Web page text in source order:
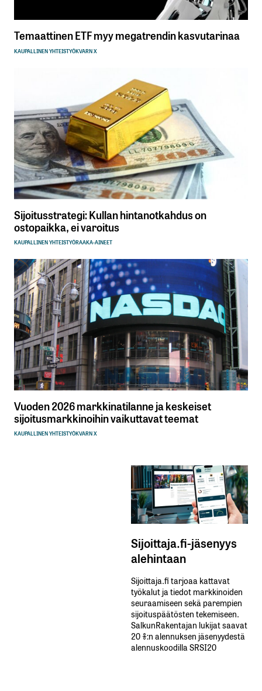
Temaattinen ETF myy megatrendin kasvutarinaa
KAUPALLINEN YHTEISTYÖKVARN X
Sijoitusstrategi: Kullan hintanotkahdus on
ostopaikka, ei varoitus
KAUPALLINEN YHTEISTYÖRAAKA-AINEET
Vuoden 2026 markkinatilanne ja keskeiset
sijoitusmarkkinoihin vaikuttavat teemat
KAUPALLINEN YHTEISTYÖKVARN X
Sijoittaja.fi-jäsenyys
alehintaan
Sijoittaja.fi tarjoaa kattavat
työkalut ja tiedot markkinoiden
seuraamiseen sekä parempien
sijoituspäätösten tekemiseen.
SalkunRakentajan lukijat saavat
20 %:n alennuksen jäsenyydestä
alennuskoodilla SRSI20